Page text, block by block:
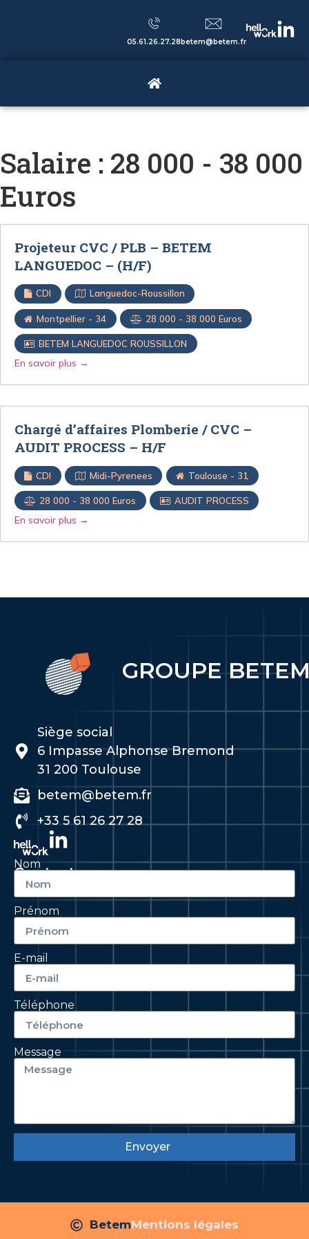
betem@betem.fr
05.61.26.27.28
Salaire : 28 000 - 38 000
Euros
Projeteur CVC / PLB – BETEM
LANGUEDOC – (H/F)
CDI Languedoc-Roussillon
Montpellier - 34 28 000 - 38 000 Euros
BETEM LANGUEDOC ROUSSILLON
En savoir plus
Chargé d’affaires Plomberie / CVC –
AUDIT PROCESS – H/F
CDI Midi-Pyrenees Toulouse - 31
28 000 - 38 000 Euros AUDIT PROCESS
En savoir plus
GROUPE
Siège social
6 Impasse Alphonse Bremond
31 200 Toulouse
betem@betem.fr
+33 5 61 26 27 28
Contactez-nous
Nom
Prénom
E-mail
Téléphone
Message
Envoyer
BetemMentions légales